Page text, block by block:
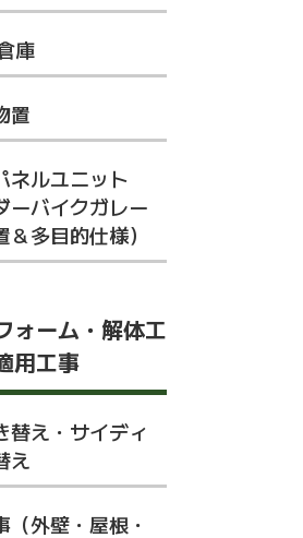
庫
置
ネルユニット
ーバイクガレー
＆多目的仕様）
ォーム・解体工
用工事
替え・サイディ
え
（外壁・屋根・